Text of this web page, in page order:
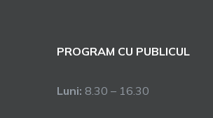
PROGRAM CU PUBLICUL
Luni: 8.30 – 16.30